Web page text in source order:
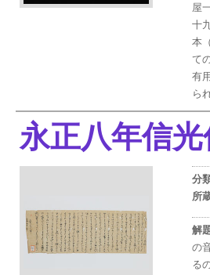
屋
十
本
て
有
ら
永正八年信
分
所
解
の
る